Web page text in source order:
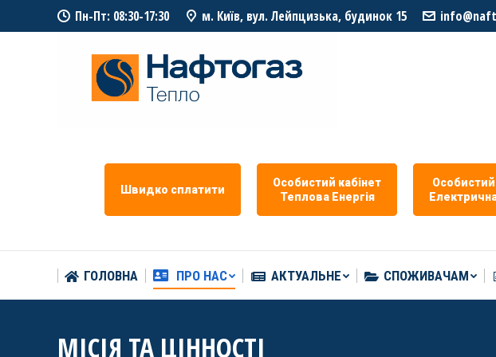
Пн-Пт: 08:30-17:30 м. Київ, вул. Лейпцизька, будинок 15
Швидко сплатити
Особистий кабiнет
Теплова Eнергiя
ГОЛОВНА ПРО НАС АКТУАЛЬНЕ СПОЖИВАЧАМ
МІСІЯ ТА ЦІННОСТІ
ГОЛОВНА ПРО НАС АКТУАЛЬНЕ СПОЖИВАЧАМ